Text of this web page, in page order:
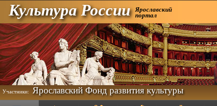
Культура России Ярославский
портал
Участники: Ярославский Фонд развития культуры